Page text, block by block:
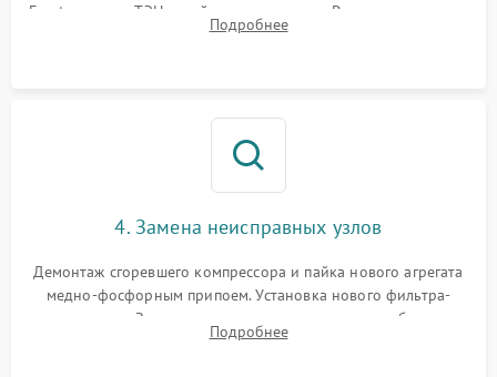
Frost, включая ТЭН оттайки и вентилятор. Ремонт или замена
платы управления при сбоях алгоритмов.
Подробнее
4. Замена неисправных узлов
Демонтаж сгоревшего компрессора и пайка нового агрегата
медно-фосфорным припоем. Установка нового фильтра-
осушителя. Замена изношенных вентиляторов обдува,
сломанных заслонок или поврежденных дверных петель.
Подробнее